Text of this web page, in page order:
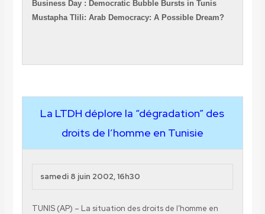
Business Day : Democratic Bubble Bursts in Tunis
Mustapha Tlili: Arab Democracy: A Possible Dream?
La LTDH déplore la “dégradation” des
droits de l’homme en Tunisie
samedi 8 juin 2002, 16h30
TUNIS (AP) – La situation des droits de l’homme en